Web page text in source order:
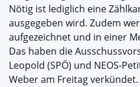
Nötig ist lediglich eine
ausgegeben wird. Zudem
aufgezeichnet und in einer
Das haben die
Leopold (SPÖ) und NEOS-
Weber am Freitag verkündet.